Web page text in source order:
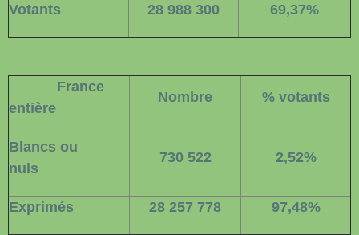
Votants 28 988 300 69,37%
France
entière
Nombre % votants
Blancs ou
nuls
730 522 2,52%
Exprimés 28 257 778 97,48%